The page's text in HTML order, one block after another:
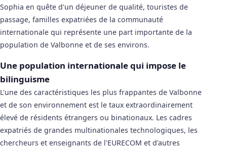
Sophia en quête d'un déjeuner de qualité, touristes de
passage, familles expatriées de la communauté
internationale qui représente une part importante de la
population de Valbonne et de ses environs.
Une population internationale qui impose le
bilinguisme
L'une des caractéristiques les plus frappantes de Valbonne
et de son environnement est le taux extraordinairement
élevé de résidents étrangers ou binationaux. Les cadres
expatriés de grandes multinationales technologiques, les
chercheurs et enseignants de l'EURECOM et d'autres